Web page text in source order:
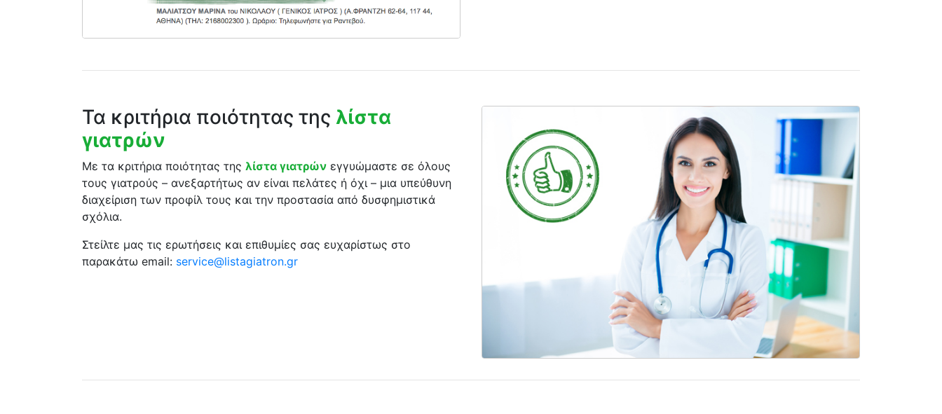
Τα κριτήρια ποιότητας της λίστα
γιατρών
Με τα κριτήρια ποιότητας της λίστα γιατρών εγγυώμαστε σε όλους
τους γιατρούς – ανεξαρτήτως αν είναι πελάτες ή όχι – μια υπεύθυνη
διαχείριση των προφίλ τους και την προστασία από δυσφημιστικά
σχόλια.
Στείλτε μας τις ερωτήσεις και επιθυμίες σας ευχαρίστως στο
παρακάτω email: service@listagiatron.gr